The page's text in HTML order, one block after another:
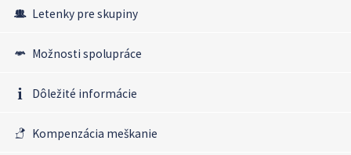
Letenky pre skupiny
Možnosti spolupráce
Dôležité informácie
Kompenzácia meškanie